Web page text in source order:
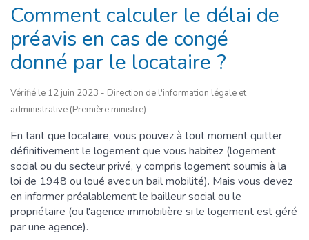
Comment calculer le délai de
préavis en cas de congé
donné par le locataire ?
Vérifié le 12 juin 2023 - Direction de l'information légale et
administrative (Première ministre)
En tant que locataire, vous pouvez à tout moment quitter
définitivement le logement que vous habitez (logement
social ou du secteur privé, y compris logement soumis à la
loi de 1948 ou loué avec un bail mobilité). Mais vous devez
en informer préalablement le bailleur social ou le
propriétaire (ou l'agence immobilière si le logement est géré
par une agence).